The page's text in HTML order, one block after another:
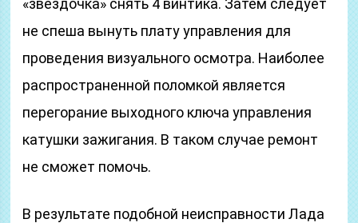
«звездочка» снять 4 винтика. Затем следует
не спеша вынуть плату управления для
проведения визуального осмотра. Наиболее
распространенной поломкой является
перегорание выходного ключа управления
катушки зажигания. В таком случае ремонт
не сможет помочь.
В результате подобной неисправности Лада